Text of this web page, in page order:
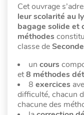
Cet ouvrage
leur scolarité au
bagage solide et
méthodes
classe de
un cours
et8 méthodes
8 exercices
difficulté, chacun
chacune des